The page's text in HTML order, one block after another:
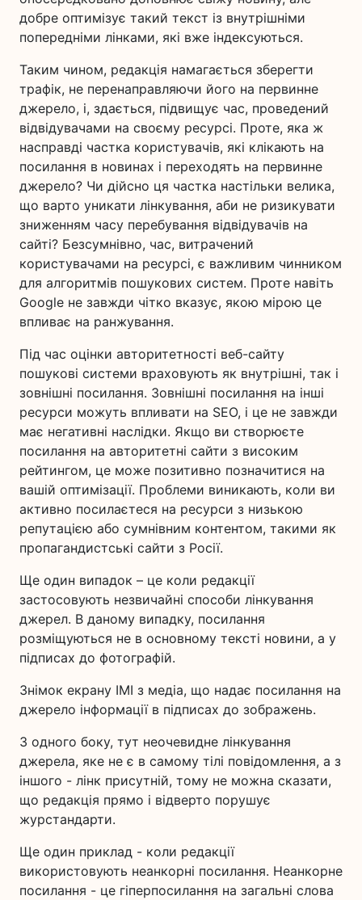
добре оптимізує такий текст із внутрішніми
попередніми лінками, які вже індексуються.
Таким чином, редакція намагається зберегти
трафік, не перенаправляючи його на первинне
джерело, і, здається, підвищує час, проведений
відвідувачами на своєму ресурсі. Проте, яка ж
насправді частка користувачів, які клікають на
посилання в новинах і переходять на первинне
джерело? Чи дійсно ця частка настільки велика,
що варто уникати лінкування, аби не ризикувати
зниженням часу перебування відвідувачів на
сайті? Безсумнівно, час, витрачений
користувачами на ресурсі, є важливим чинником
для алгоритмів пошукових систем. Проте навіть
Google не завжди чітко вказує, якою мірою це
впливає на ранжування.
Під час оцінки авторитетності веб-сайту
пошукові системи враховують як внутрішні, так і
зовнішні посилання. Зовнішні посилання на інші
ресурси можуть впливати на SEO, і це не завжди
має негативні наслідки. Якщо ви створюєте
посилання на авторитетні сайти з високим
рейтингом, це може позитивно позначитися на
вашій оптимізації. Проблеми виникають, коли ви
активно посилаєтеся на ресурси з низькою
репутацією або сумнівним контентом, такими як
пропагандистські сайти з Росії.
Ще один випадок – це коли редакції
застосовують незвичайні способи лінкування
джерел. В даному випадку, посилання
розміщуються не в основному тексті новини, а у
підписах до фотографій.
Знімок екрану ІМІ з медіа, що надає посилання на
джерело інформації в підписах до зображень.
З одного боку, тут неочевидне лінкування
джерела, яке не є в самому тілі повідомлення, а з
іншого - лінк присутній, тому не можна сказати,
що редакція прямо і відверто порушує
журстандарти.
Ще один приклад - коли редакції
використовують неанкорні посилання. Неанкорне
посилання - це гіперпосилання на загальні слова